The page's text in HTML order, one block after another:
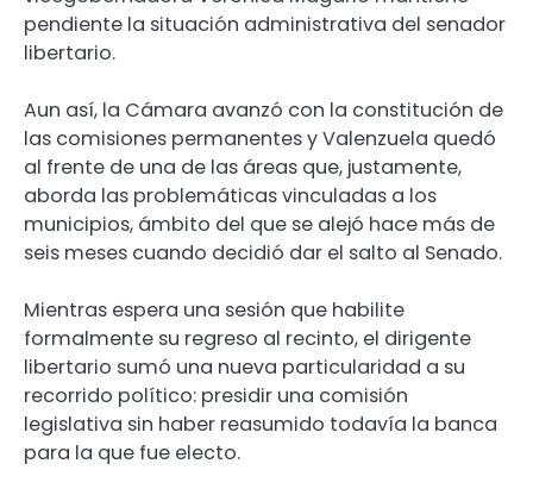
pendiente la situación administrativa del senador
libertario.
Aun así, la Cámara avanzó con la constitución de
las comisiones permanentes y Valenzuela quedó
al frente de una de las áreas que, justamente,
aborda las problemáticas vinculadas a los
municipios, ámbito del que se alejó hace más de
seis meses cuando decidió dar el salto al Senado.
Mientras espera una sesión que habilite
formalmente su regreso al recinto, el dirigente
libertario sumó una nueva particularidad a su
recorrido político: presidir una comisión
legislativa sin haber reasumido todavía la banca
para la que fue electo.